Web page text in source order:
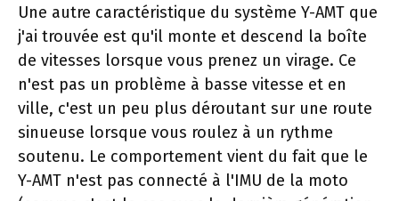
Une autre caractéristique du système Y-AMT que
j'ai trouvée est qu'il monte et descend la boîte
de vitesses lorsque vous prenez un virage. Ce
n'est pas un problème à basse vitesse et en
ville, c'est un peu plus déroutant sur une route
sinueuse lorsque vous roulez à un rythme
soutenu. Le comportement vient du fait que le
Y-AMT n'est pas connecté à l'IMU de la moto